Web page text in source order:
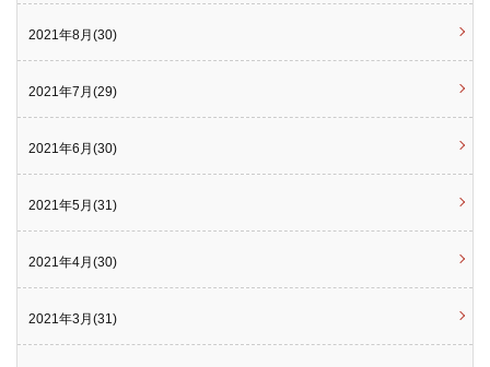
2021年8月(30)
2021年7月(29)
2021年6月(30)
2021年5月(31)
2021年4月(30)
2021年3月(31)